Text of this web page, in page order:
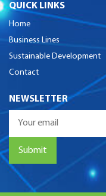
QUICK LINKS
Home
Business Lines
Sustainable Development
Contact
NEWSLETTER